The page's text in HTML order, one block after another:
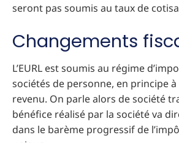
seront pas soumis au taux de
Changements
L’EURL est soumis au régime
sociétés de personne, en principe à
revenu. On parle alors de société
bénéfice réalisé par la société va
dans le barème progressif de